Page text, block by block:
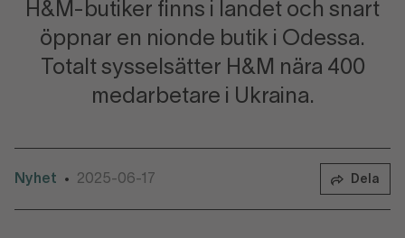
H&M-butiker finns i landet och snart
öppnar en nionde butik i Odessa.
Totalt sysselsätter H&M nära 400
medarbetare i Ukraina.
Nyhet • 2025-06-17 Dela